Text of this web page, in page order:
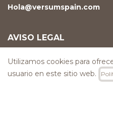
Hola@versumspain.com
AVISO LEGAL
Política de Cookies
Utilizamos cookies para
usuario en este sitio web.